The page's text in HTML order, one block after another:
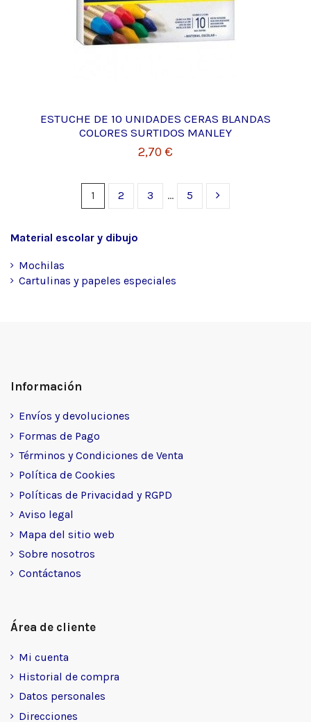
ESTUCHE DE 10 UNIDADES CERAS BLANDAS
COLORES SURTIDOS MANLEY
2,70 €
1 2 3 … 5
Material escolar y dibujo
Mochilas
Cartulinas y papeles especiales
Información
Envíos y devoluciones
Formas de Pago
Términos y Condiciones de Venta
Política de Cookies
Políticas de Privacidad y RGPD
Aviso legal
Mapa del sitio web
Sobre nosotros
Contáctanos
Área de cliente
Mi cuenta
Historial de compra
Datos personales
Direcciones